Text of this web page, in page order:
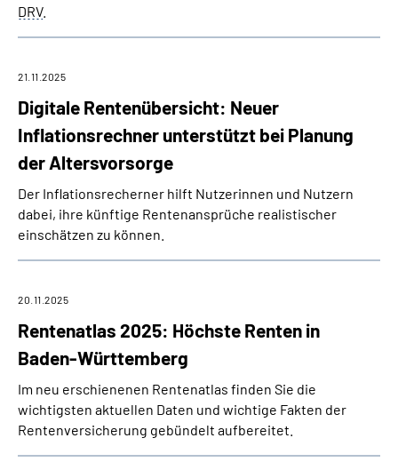
DRV.
Digitale Rentenübersicht: Neuer
Inflationsrechner unterstützt bei Planung
der Altersvorsorge
21.11.2025
Der Inflationsrecherner hilft Nutzerinnen und Nutzern
dabei, ihre künftige Rentenansprüche realistischer
einschätzen zu können.
Rentenatlas 2025: Höchste Renten in
Baden-Württemberg
20.11.2025
Im neu erschienenen Rentenatlas finden Sie die
wichtigsten aktuellen Daten und wichtige Fakten der
Rentenversicherung gebündelt aufbereitet.